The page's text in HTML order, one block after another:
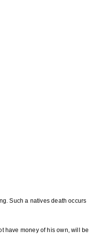
Such a natives death occurs
have money of his own, will be